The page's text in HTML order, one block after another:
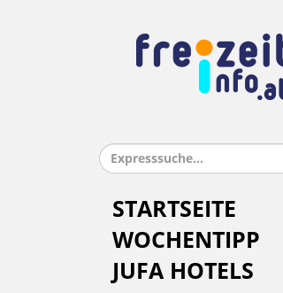
STARTSEITE
WOCHENTIPP
JUFA HOTELS